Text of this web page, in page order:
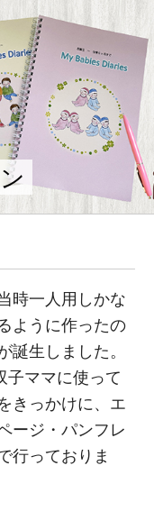
時一人用しかな
ように作ったの
誕生しました。
子ママに使って
きっかけに、エ
ージ・パンフレ
行っておりま